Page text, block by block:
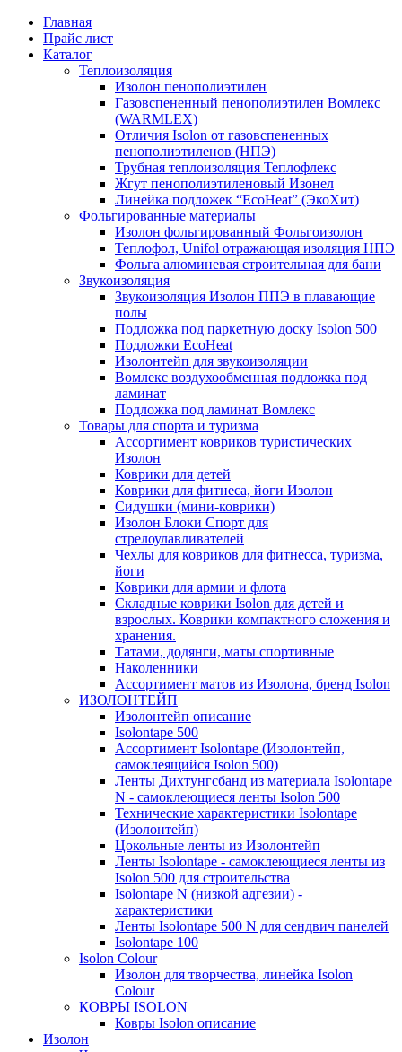
Главная
Прайс лист
Каталог
Теплоизоляция
Изолон пенополиэтилен
Газовспененный пенополиэтилен Вомлекс
(WARMLEX)
Отличия Isolon от газовспененных
пенополиэтиленов (НПЭ)
Трубная теплоизоляция Теплофлекс
Жгут пенополиэтиленовый Изонел
Линейка подложек “EcoHeat” (ЭкоХит)
Фольгированные материалы
Изолон фольгированный Фольгоизолон
Теплофол, Unifol отражающая изоляция НПЭ
Фольга алюминевая строительная для бани
Звукоизоляция
Звукоизоляция Изолон ППЭ в плавающие
полы
Подложка под паркетную доску Isolon 500
Подложки EcoHeat
Изолонтейп для звукоизоляции
Вомлекс воздухообменная подложка под
ламинат
Подложка под ламинат Вомлекс
Товары для спорта и туризма
Ассортимент ковриков туристических
Изолон
Коврики для детей
Коврики для фитнеса, йоги Изолон
Сидушки (мини-коврики)
Изолон Блоки Спорт для
стрелоулавливателей
Чехлы для ковриков для фитнесса, туризма,
йоги
Коврики для армии и флота
Складные коврики Isolon для детей и
взрослых. Коврики компактного сложения и
хранения.
Татами, додянги, маты спортивные
Наколенники
Ассортимент матов из Изолона, бренд Isolon
ИЗОЛОНТЕЙП
Изолонтейп описание
Isolontape 500
Ассортимент Isolontape (Изолонтейп,
самоклеящийся Isolon 500)
Ленты Дихтунгсбанд из материала Isolontape
N - самоклеющиеся ленты Isolon 500
Технические характеристики Isolontape
(Изолонтейп)
Цокольные ленты из Изолонтейп
Ленты Isolontape - самоклеющиеся ленты из
Isolon 500 для строительства
Isolontape N (низкой адгезии) -
характеристики
Ленты Isolontape 500 N для сендвич панелей
Isolontape 100
Isolon Colour
Изолон для творчества, линейка Isolon
Colour
КОВРЫ ISOLON
Ковры Isolon описание
Изолон